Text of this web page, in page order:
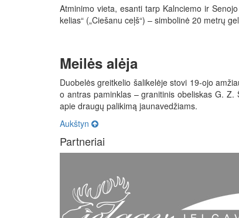
Atminimo vieta, esanti tarp Kalnciemo ir
kelias“ („Ciešanu ceļš“) – simbolinė 20 metrų
Meilės alėja
Duobelės greitkelio šalikelėje stovi 19-ojo
o antras paminklas – granitinis obeliskas G.
apie draugų palikimą jaunavedžiams.
Aukštyn
Partneriai